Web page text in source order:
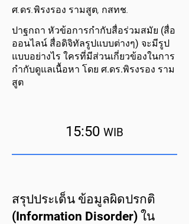
ศ.ดร.พิรงรอง รามสูต, กสทช.
ปาฐกถา หัวข้อการกำกับสื่อร่วมสมัย (สื่อ
ออนไลน์ สื่อดิจิทัลรูปแบบต่างๆ) จะมีรูป
แบบอย่างไร ใครที่มีส่วนเกี่ยวข้องในการ
กำกับดูแลเนื้อหา โดย ศ.ดร.พิรงรอง ราม
สูต
15:50 WIB
สรุปประเด็น ข้อมูลผิดปรกติ
(Information Disorder) ใน